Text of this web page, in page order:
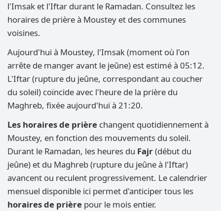
l'Imsak et l'Iftar durant le Ramadan. Consultez les
horaires de prière à Moustey et des communes
voisines.
Aujourd'hui à Moustey, l'Imsak (moment où l'on
arrête de manger avant le jeûne) est estimé à 05:12.
L'Iftar (rupture du jeûne, correspondant au coucher
du soleil) coïncide avec l'heure de la prière du
Maghreb, fixée aujourd'hui à 21:20.
Les horaires de prière changent quotidiennement à
Moustey, en fonction des mouvements du soleil.
Durant le Ramadan, les heures du Fajr(début du
jeûne) et du Maghreb (rupture du jeûne à l'Iftar)
avancent ou reculent progressivement. Le calendrier
mensuel disponible ici permet d'anticiper tous les
horaires de prière pour le mois entier.